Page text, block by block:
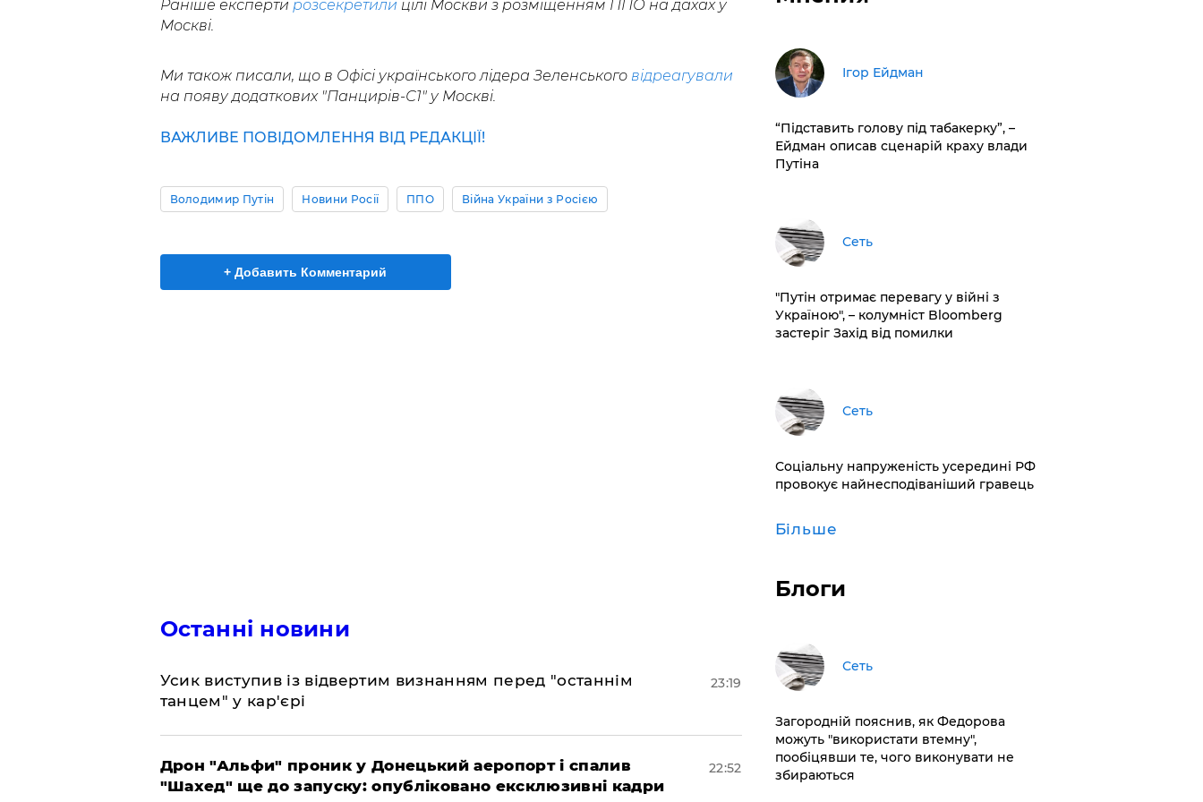
Раніше експерти розсекретили цілі Москви з розміщенням ППО на дахах у
Москві.
Ми також писали, що в Офісі українського лідера Зеленського відреагували
на появу додаткових "Панцирів-С1" у Москві.
ВАЖЛИВЕ ПОВІДОМЛЕННЯ ВІД РЕДАКЦІЇ!
Володимир Путін Новини Росії ППО Війна України з Росією
+ Добавить Комментарий
Останні новини
​Усик виступив із відвертим визнанням перед "останнім
танцем" у кар'єрі
23:19
​Дрон "Альфи" проник у Донецький аеропорт і спалив
"Шахед" ще до запуску: опубліковано ексклюзивні кадри
22:52
Ігор Ейдман
​“Підставить голову під табакерку”, –
Ейдман описав сценарій краху влади
Путіна
Сеть
"Путін отримає перевагу у війні з
Україною", – колумніст Bloomberg
застеріг Захід від помилки
Сеть
Соціальну напруженість усередині РФ
провокує найнесподіваніший гравець
Більше
Блоги
Сеть
Загородній пояснив, як Федорова
можуть "використати втемну",
пообіцявши те, чого виконувати не
збираються